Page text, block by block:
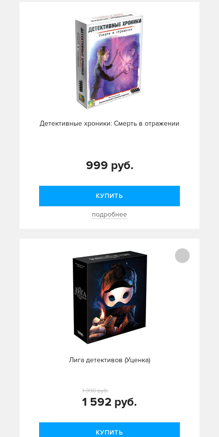
Детективные хроники: Смерть в отражении
999 руб.
КУПИТЬ
подробнее
Лига детективов (Уценка)
1 592 руб.
1 990 руб.
КУПИТЬ